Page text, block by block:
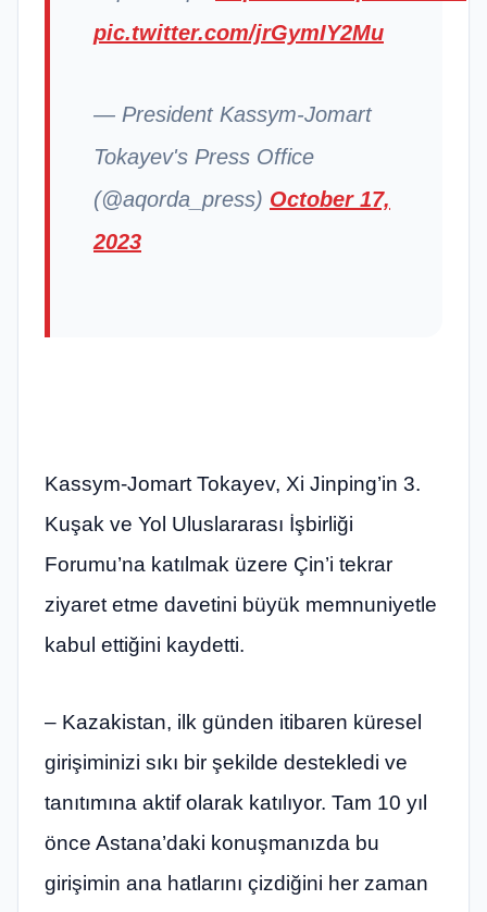
pic.twitter.com/jrGymIY2Mu
— President Kassym-Jomart
Tokayev's Press Office
(@aqorda_press) October 17,
2023
Kassym-Jomart Tokayev, Xi Jinping’in 3.
Kuşak ve Yol Uluslararası İşbirliği
Forumu’na katılmak üzere Çin’i tekrar
ziyaret etme davetini büyük memnuniyetle
kabul ettiğini kaydetti.
– Kazakistan, ilk günden itibaren küresel
girişiminizi sıkı bir şekilde destekledi ve
tanıtımına aktif olarak katılıyor. Tam 10 yıl
önce Astana’daki konuşmanızda bu
girişimin ana hatlarını çizdiğini her zaman